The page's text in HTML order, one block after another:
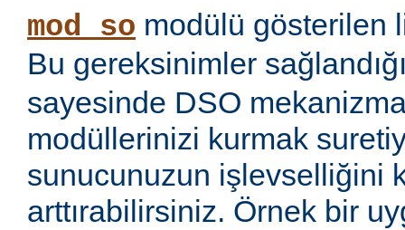
mod_so modülü gösterilen
Bu gereksinimler
sayesinde DSO
modüllerinizi kurmak
sunucunuzun işlevselliğini
arttırabilirsiniz. Örnek bir